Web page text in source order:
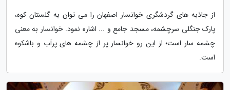
از جاذبه های گردشگری خوانسار اصفهان را می توان به گلستان کوه،
پارک جنگلی سرچشمه، مسجد جامع و ... اشاره نمود. خوانسار به معنی
چشمه سار است؛ از این رو خوانسار پر از چشمه های پرآب و باشکوه
است.